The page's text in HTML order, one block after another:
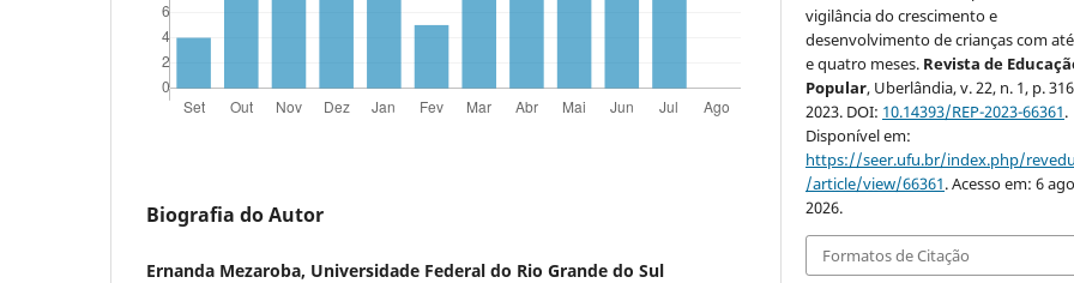
Biografia do Autor
Ernanda Mezaroba, Universidade Federal do Rio Grande do Sul
vigilância do crescimento e
desenvolvimento de crianças com
e quatro meses. Revista de
Popular, Uberlândia, v. 22, n. 1, p.
2023. DOI: 10.14393/REP-2023-66361.
Disponível em:
https://seer.ufu.br/index.php/
/article/view/66361. Acesso em: 6
2026.
Formatos de Citação